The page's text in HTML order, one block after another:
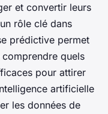
et convertir leurs
rôle clé dans
prédictive permet
quels
pour attirer
artificielle
les données de